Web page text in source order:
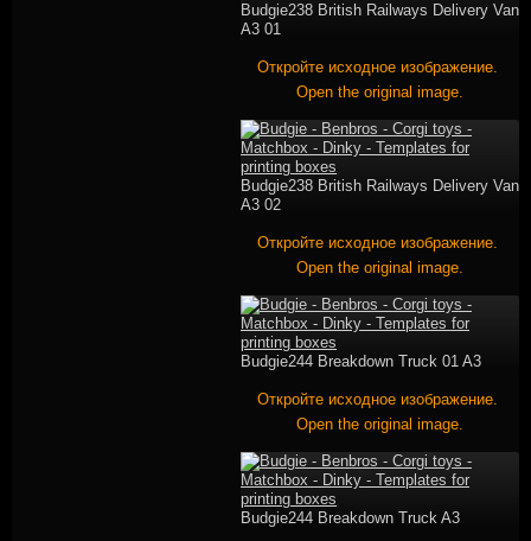
Budgie238 British Railways Delivery Van
A3 01
Откройте исходное изображение.
Open the original image.
Budgie238 British Railways Delivery Van
A3 02
Откройте исходное изображение.
Open the original image.
Budgie244 Breakdown Truck 01 A3
Откройте исходное изображение.
Open the original image.
Budgie244 Breakdown Truck A3